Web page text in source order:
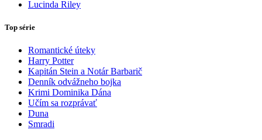
Lucinda Riley
Top série
Romantické úteky
Harry Potter
Kapitán Stein a Notár Barbarič
Denník odvážneho bojka
Krimi Dominika Dána
Učím sa rozprávať
Duna
Smradi